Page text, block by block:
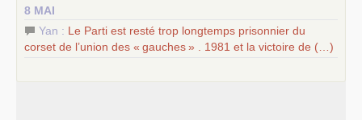
8 MAI
Yan : Le Parti est resté trop longtemps prisonnier du
corset de l’union des « gauches» . 1981 et la victoire de (…)